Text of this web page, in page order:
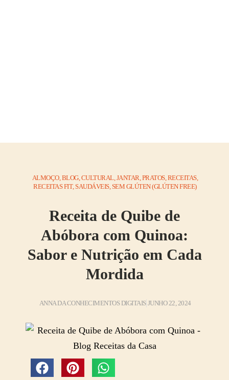
ALMOÇO,BLOG,CULTURAL,JANTAR,PRATOS,RECEITAS,
RECEITAS FIT,SAUDÁVEIS,SEM GLÚTEN (GLÚTEN FREE)
Receita de Quibe de
Abóbora com Quinoa:
Sabor e Nutrição em Cada
Mordida
ANNA DA CONHECIMENTOS DIGITAIS JUNHO 22, 2024